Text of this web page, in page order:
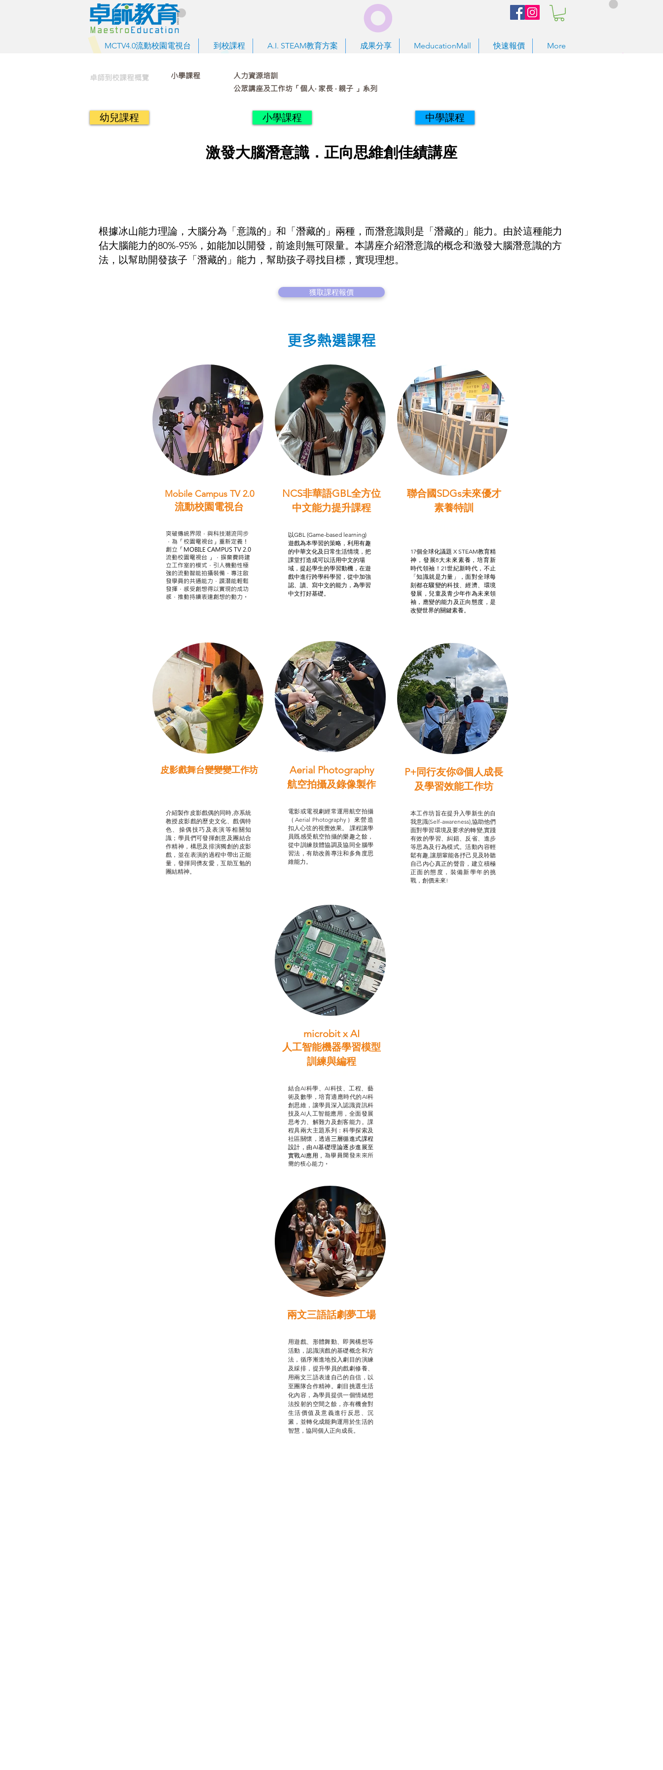
MCTV4.0流動校園電視台 到校課程 A.I. STEAM教育方案 成果分享 MeducationMall 快速報價 More
卓師到校課程概覽
小學課程
公眾講座及工作坊「個人‧ 家長 ‧ 親子 」系列
人力資源培訓
根據冰山能力理論，大腦分為「意識的」和「潛藏的」兩種，而潛意識則是「潛藏的」能力。由於這種能力
佔大腦能力的80%-95%，如能加以開發，前途則無可限量。本講座介紹潛意識的概念和激發大腦潛意識的方
法，以幫助開發孩子「潛藏的」能力，幫助孩子尋找目標，實現理想。
獲取課程報價
幼兒課程 小學課程 中學課程
激發大腦潛意識．正向思維創佳績講座
更多熱選課程
Mobile Campus TV 2.0
流動校園電視台
突破傳統界限，與科技潮流同步
，為「校園電視台」重新定義！
創立「MOBILE CAMPUS TV 2.0
流動校園電視台 」，摒棄費時建
立工作室的模式，引人機動性極
強的流動智能拍攝裝備，專注啟
發學員的共通能力，譔潛能輕鬆
發揮，感受創想得以實現的成功
感，推動持續表達創想的動力。
皮影戲舞台變變變工作坊
介紹製作皮影戲偶的同時,亦系統
教授皮影戲的歷史文化、戲偶特
色、操偶技巧及表演等相關知
識；學員們可發揮創意及團結合
作精神，構思及排演獨創的皮影
戲，並在表演的過程中帶出正能
量，發揮同儕友愛，互助互勉的
團結精神。
NCS非華語GBL全方位
中文能力提升課程
以GBL (Game-based learning)
遊戲為本學習的策略，利用有趣
的中華文化及日常生活情境，把
課堂打造成可以活用中文的場
域，提起學生的學習動機，在遊
戲中進行跨學科學習，從中加強
認、讀、寫中文的能力，為學習
中文打好基礎。
Aerial Photography
航空拍攝及錄像製作
電影或電視劇經常運用航空拍攝
（Aerial Photography）來營造
扣人心弦的視覺效果。 課程讓學
員既感受航空拍攝的樂趣之餘，
從中訓練肢體協調及協同全腦學
習法，有助改善專注和多角度思
維能力。
聯合國SDGs未來優才
素養特訓
17個全球化議題 X STEAM教育精
神，發展8大未來素養，培育新
時代領袖！21世紀新時代，不止
「知識就是力量」，面對全球每
刻都在驟變的科技、經濟、環境
發展，兒童及青少年作為未來領
袖，應變的能力及正向態度，是
改變世界的關鍵素養。
P+同行友你@個人成長
及學習效能工作坊
本工作坊旨在提升入學新生的自
我意識(Self-awareness),協助他們
面對學習環境及要求的轉變,實踐
有效的學習、糾錯、反省、進步
等思為及行為模式。活動內容輕
鬆有趣,讓朋輩能各抒己見及聆聽
自己內心真正的聲音，建立積極
正面的態度，裝備新學年的挑
戰，創價未來!
microbit x AI
人工智能機器學習模型
訓練與編程
結合AI科學、AI科技、工程、藝
術及數學，培育適應時代的AI科
創思維，讓學員深入認識資訊科
技及AI人工智能應用，全面發展
思考力、解難力及創客能力。課
程具兩大主題系列：科學探索及
社區關懷，透過 三層循進式課程
設計， 由AI基礎理論逐步進展至
實戰AI應用， 為學員開發未來所
需的核心能力。
兩文三語話劇夢工場
用遊戲、形體舞動、即興構想等
活動，認識演戲的基礎概念和方
法，循序漸進地投入劇目的演練
及綵排，提升學員的戲劇修養、
用兩文三語表達自己的自信，以
至團隊合作精神。劇目挑選生活
化內容，為學員提供一個情緒想
法投射的空間之餘，亦有機會對
生活價值及意義進行反思、沉
澱，並轉化成能夠運用於生活的
智慧，協同個人正向成長。